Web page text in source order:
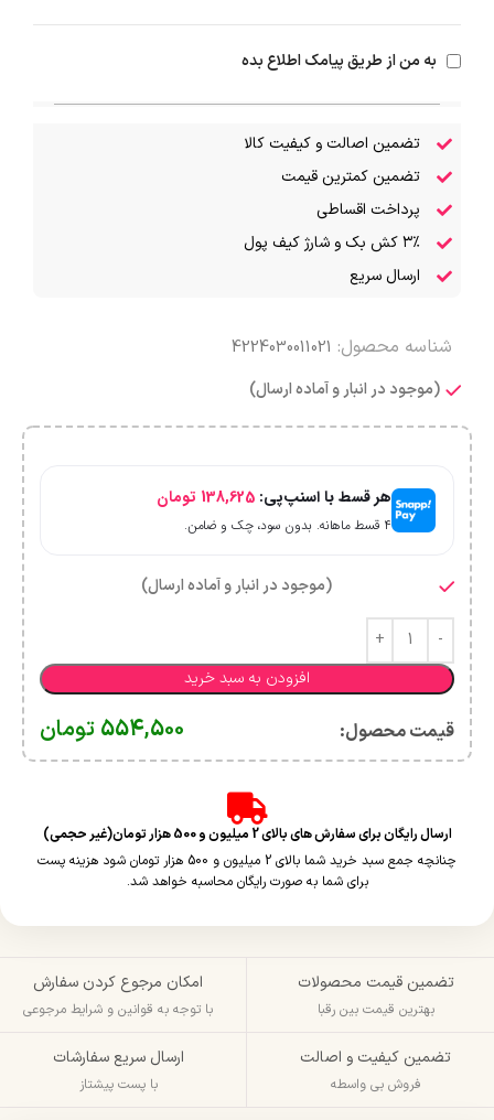
به من از طریق پیامک اطلاع بده
تضمین اصالت و کیفیت کالا
تضمین کمترین قیمت
پرداخت اقساطی
۳٪ کش بک و شارژ کیف پول
ارسال سریع
شناسه محصول: 4224030011021
(موجود در انبار و آماده ارسال)
هر قسط با اسنپ‌پی: 138,625 تومان
۴ قسط ماهانه. بدون سود، چک و ضامن.
(موجود در انبار و آماده ارسال)
افزودن به سبد خرید
قیمت محصول:​ 554,500 تومان
ارسال رایگان برای سفارش های بالای 2 میلیون و 500 هزار تومان(غیر حجمی)
چنانچه جمع سبد خرید شما بالای 2 میلیون و 500 هزار تومان شود هزینه پست
برای شما به صورت رایگان محاسبه خواهد شد.
تضمین قیمت محصولات
بهترین قیمت بین رقبا
امکان مرجوع کردن سفارش
با توجه به قوانین و شرایط مرجوعی
تضمین کیفیت و اصالت
فروش بی واسطه
ارسال سریع سفارشات
با پست پیشتاز